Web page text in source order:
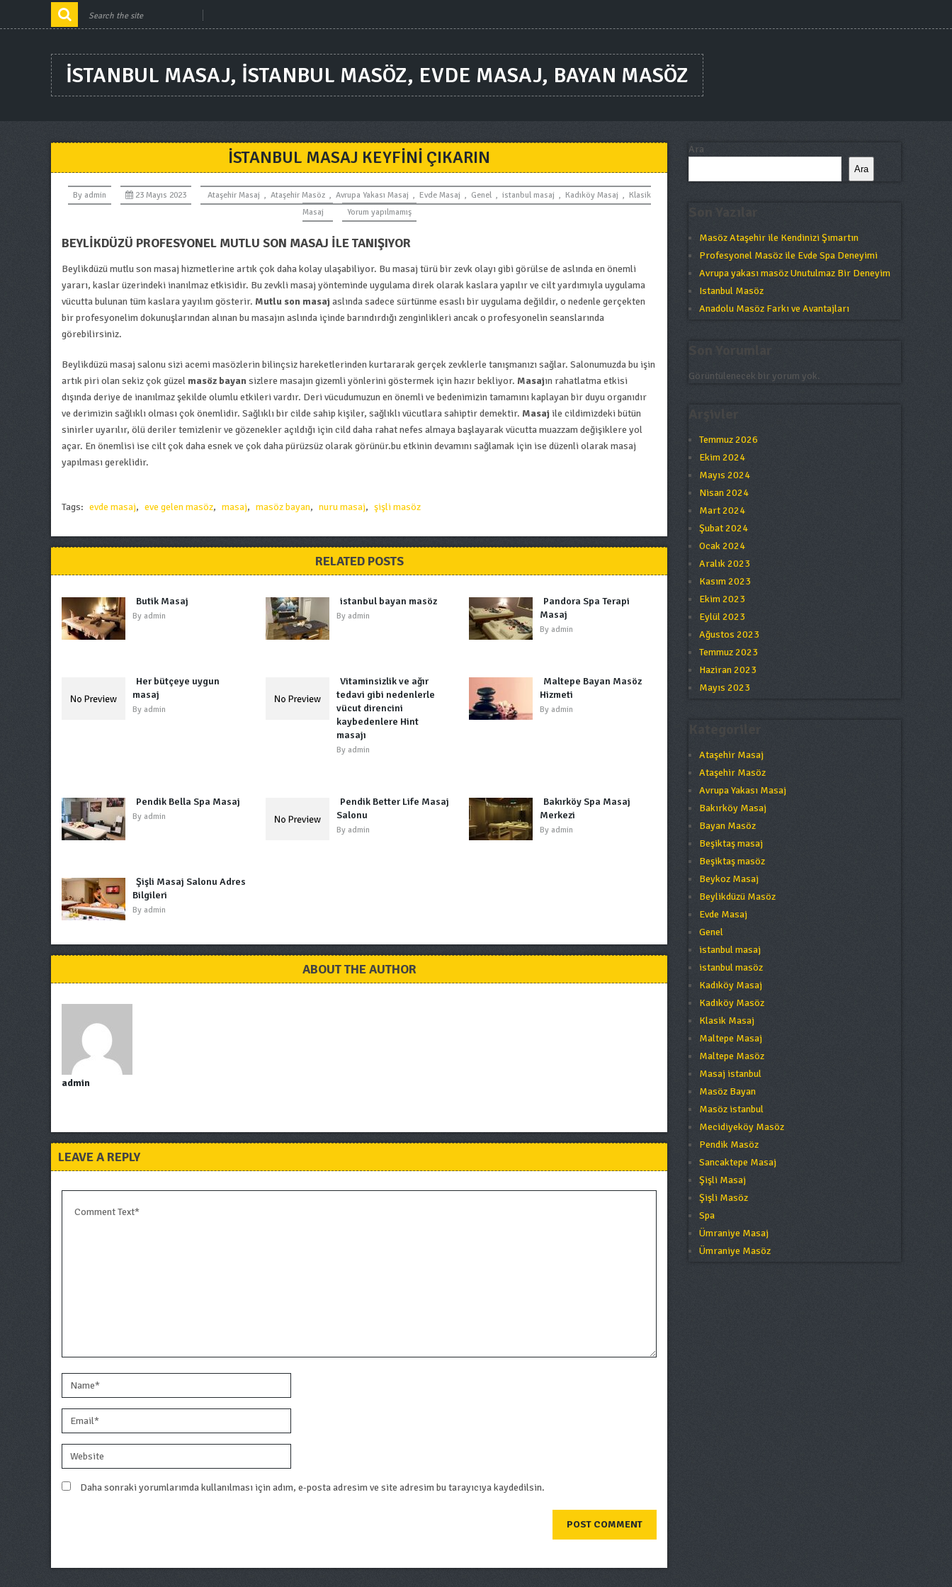
ISTANBUL MASAJ, ISTANBUL MASÖZ, EVDE MASAJ, BAYAN MASÖZ
ISTANBUL MASAJ KEYFINI ÇIKARIN
By admin 23 Mayıs 2023 Ataşehir Masaj , Ataşehir Masöz , Avrupa Yakası Masaj , Evde Masaj , Genel , istanbul masaj , Kadıköy Masaj , Klasik
Masaj
Yorum yapılmamış
BEYLIKDÜZÜ PROFESYONEL MUTLU SON MASAJ İLE TANIŞIYOR
Beylikdüzü mutlu son masaj hizmetlerine artık çok daha kolay ulaşabiliyor. Bu masaj türü bir zevk olayı gibi görülse de aslında en önemli
yararı, kaslar üzerindeki inanılmaz etkisidir. Bu zevkli masaj yönteminde uygulama direk olarak kaslara yapılır ve cilt yardımıyla uygulama
vücutta bulunan tüm kaslara yayılım gösterir. Mutlu son masajaslında sadece sürtünme esaslı bir uygulama değildir, o nedenle gerçekten
bir profesyonelim dokunuşlarından alınan bu masajın aslında içinde barındırdığı zenginlikleri ancak o profesyonelin seanslarında
görebilirsiniz.
Beylikdüzü masaj salonu sizi acemi masözlerin bilinçsiz hareketlerinden kurtararak gerçek zevklerle tanışmanızı sağlar. Salonumuzda bu işin
artık piri olan sekiz çok güzel masöz bayansizlere masajın gizemli yönlerini göstermek için hazır bekliyor. Masajın rahatlatma etkisi
dışında deriye de inanılmaz şekilde olumlu etkileri vardır. Deri vücudumuzun en önemli ve bedenimizin tamamını kaplayan bir duyu organıdır
ve derimizin sağlıklı olması çok önemlidir. Sağlıklı bir cilde sahip kişiler, sağlıklı vücutlara sahiptir demektir. Masaj ile cildimizdeki bütün
sinirler uyarılır, ölü deriler temizlenir ve gözenekler açıldığı için cild daha rahat nefes almaya başlayarak vücutta muazzam değişiklere yol
açar. En önemlisi ise cilt çok daha esnek ve çok daha pürüzsüz olarak görünür.bu etkinin devamını sağlamak için ise düzenli olarak masaj
yapılması gereklidir.
Tags: evde masaj, eve gelen masöz, masaj, masöz bayan, nuru masaj, şişli masöz
RELATED POSTS
Butik Masaj
By admin
istanbul bayan masöz
By admin
Pandora Spa Terapi
Masaj
By admin
Her bütçeye uygun
masaj
By admin
Vitaminsizlik ve ağır
tedavi gibi nedenlerle
vücut direncini
kaybedenlere Hint
masajı
By admin
Maltepe Bayan Masöz
Hizmeti
By admin
Pendik Bella Spa Masaj
By admin
Pendik Better Life Masaj
Salonu
By admin
Bakırköy Spa Masaj
Merkezi
By admin
Şişli Masaj Salonu Adres
Bilgileri
By admin
ABOUT THE AUTHOR
admin
LEAVE A REPLY
Daha sonraki yorumlarımda kullanılması için adım, e-posta adresim ve site adresim bu tarayıcıya kaydedilsin.
Ara
Ara
Masöz Ataşehir ile Kendinizi Şımartın
Profesyonel Masöz ile Evde Spa Deneyimi
Avrupa yakası masöz Unutulmaz Bir Deneyim
Istanbul Masöz
Anadolu Masöz Farkı ve Avantajları
Görüntülenecek bir yorum yok.
Temmuz 2026
Ekim 2024
Mayıs 2024
Nisan 2024
Mart 2024
Şubat 2024
Ocak 2024
Aralık 2023
Kasım 2023
Ekim 2023
Eylül 2023
Ağustos 2023
Temmuz 2023
Haziran 2023
Mayıs 2023
Ataşehir Masaj
Ataşehir Masöz
Avrupa Yakası Masaj
Bakırköy Masaj
Bayan Masöz
Beşiktaş masaj
Beşiktaş masöz
Beykoz Masaj
Beylikdüzü Masöz
Evde Masaj
Genel
istanbul masaj
istanbul masöz
Kadıköy Masaj
Kadıköy Masöz
Klasik Masaj
Maltepe Masaj
Maltepe Masöz
Masaj istanbul
Masöz Bayan
Masöz istanbul
Mecidiyeköy Masöz
Pendik Masöz
Sancaktepe Masaj
Şişli Masaj
Şişli Masöz
Spa
Ümraniye Masaj
Ümraniye Masöz